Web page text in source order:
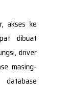
akses ke
dibuat
driver
masing-